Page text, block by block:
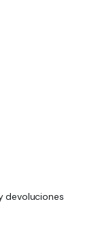
devoluciones